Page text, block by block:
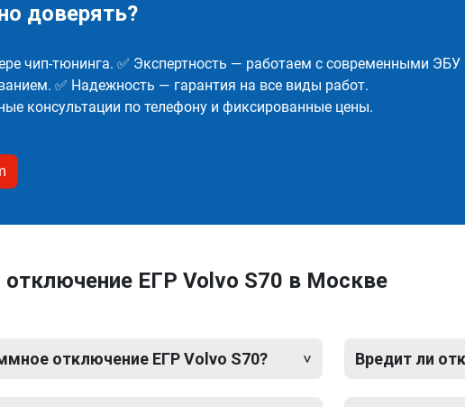
доверять?
чип-тюнинга. ✅ Экспертность — работаем с современными ЭБУ
✅ Надежность — гарантия на все виды работ.
консультации по телефону и фиксированные цены.
ЕГР Volvo S70 в Москве
отключение ЕГР Volvo S70? Вредит ли